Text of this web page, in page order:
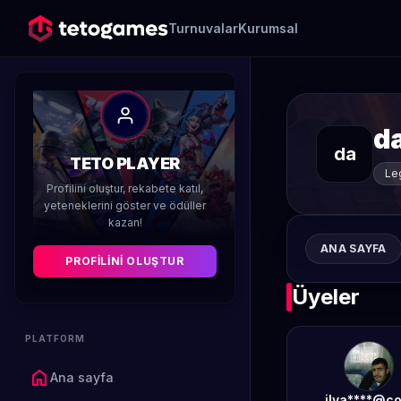
TurnuvalarKurumsal
TETO PLAYER
Profilini oluştur, rekabete katıl,
yeteneklerini göster ve ödüller
kazan!
PROFILINI OLUŞTUR
PLATFORM
home Ana sayfa
da
ANA SAYFA
Üyeler